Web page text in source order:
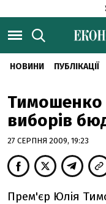
НОВИНИ ПУБЛІКАЦІЇ
Тимошенко
виборів
27 СЕРПНЯ 2009, 19:23
Прем'єр Юлія